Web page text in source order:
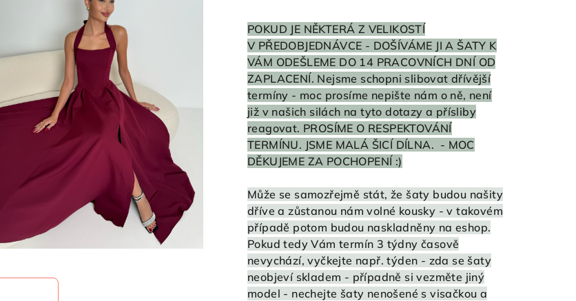
POKUD JE NĚKTERÁ Z VELIKOSTÍ
V PŘEDOBJEDNÁVCE - DOŠÍVÁME JI A ŠATY K
VÁM ODEŠLEME DO 14 PRACOVNÍCH DNÍ OD
ZAPLACENÍ. Nejsme schopni slibovat dřívější
termíny - moc prosíme nepište nám o ně, není
již v našich silách na tyto dotazy a přísliby
reagovat. PROSÍME O RESPEKTOVÁNÍ
TERMÍNU. JSME MALÁ ŠICÍ DÍLNA. - MOC
DĚKUJEME ZA POCHOPENÍ :)
Může se samozřejmě stát, že šaty budou našity
dříve a zůstanou nám volné kousky - v takovém
případě potom budou naskladněny na eshop.
Pokud tedy Vám termín 3 týdny časově
nevychází, vyčkejte např. týden - zda se šaty
neobjeví skladem - případně si vezměte jiný
model - nechejte šaty nenošené s visačkou a